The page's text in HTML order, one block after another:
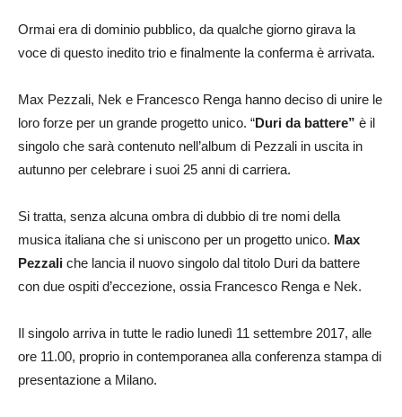
Ormai era di dominio pubblico, da qualche giorno girava la
voce di questo inedito trio e finalmente la conferma è arrivata.
Max Pezzali, Nek e Francesco Renga hanno deciso di unire le
loro forze per un grande progetto unico. “Duri da battere” è il
singolo che sarà contenuto nell’album di Pezzali in uscita in
autunno per celebrare i suoi 25 anni di carriera.
Si tratta, senza alcuna ombra di dubbio di tre nomi della
musica italiana che si uniscono per un progetto unico. Max
Pezzali che lancia il nuovo singolo dal titolo Duri da battere
con due ospiti d’eccezione, ossia Francesco Renga e Nek.
Il singolo arriva in tutte le radio lunedì 11 settembre 2017, alle
ore 11.00, proprio in contemporanea alla conferenza stampa di
presentazione a Milano.